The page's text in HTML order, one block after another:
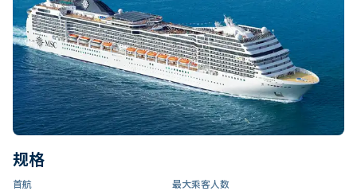
规格
首航 最大乘客人数